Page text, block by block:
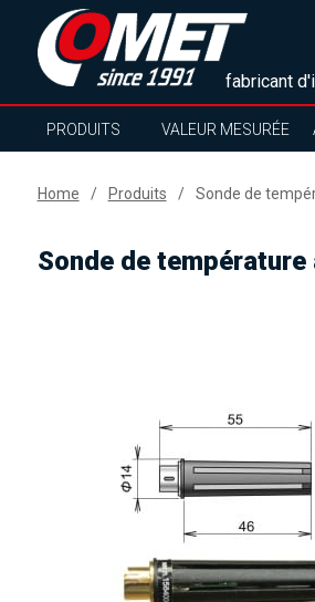
fabricant
PRODUITS VALEUR MESURÉE
Home Produits Sonde de
Sonde de